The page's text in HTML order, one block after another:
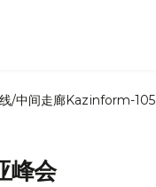
/中间走廊Kazinform-105
峰会